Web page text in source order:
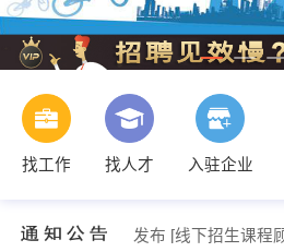
找工作 找人才 入驻企业
发布 [口腔门诊前台
【辉县市馨心文化服
【河南青燚智能机械
【新乡市卫滨区金博
发布 [线下招生课程